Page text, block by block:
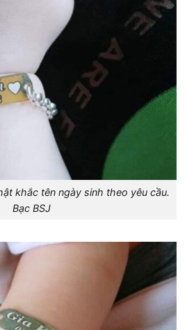
khắc tên ngày sinh theo yêu cầu.
Bạc BSJ